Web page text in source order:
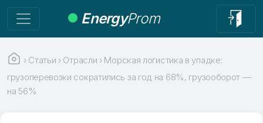
EnergyProm
› Статьи › Отрасли › Морская логистика в упадке:
грузоперевозки сократились за год на 68%, грузооборот —
на 56%